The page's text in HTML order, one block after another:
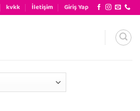
kvkk İletişim Giriş Yap